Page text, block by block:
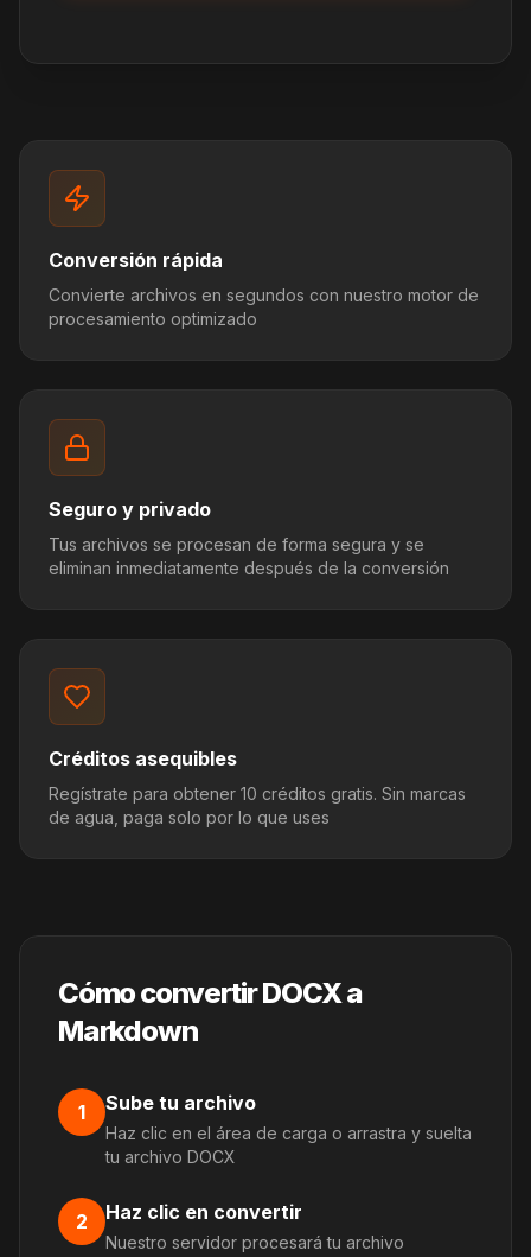
Conversión rápida
Convierte archivos en segundos con nuestro motor de
procesamiento optimizado
Seguro y privado
Tus archivos se procesan de forma segura y se
eliminan inmediatamente después de la conversión
Créditos asequibles
Regístrate para obtener 10 créditos gratis. Sin marcas
de agua, paga solo por lo que uses
Cómo convertir DOCX a
Markdown
1 Sube tu archivo
Haz clic en el área de carga o arrastra y suelta
tu archivo DOCX
2 Haz clic en convertir
Nuestro servidor procesará tu archivo